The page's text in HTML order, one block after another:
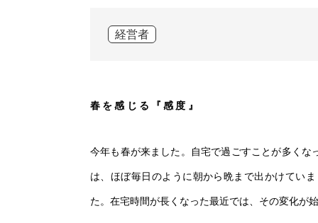
経営者
春を感じる『感度』
今年も春が来ました。自宅で過ごすことが多く
は、ほぼ毎日のように朝から晩まで出かけてい
た。在宅時間が長くなった最近では、その変化が